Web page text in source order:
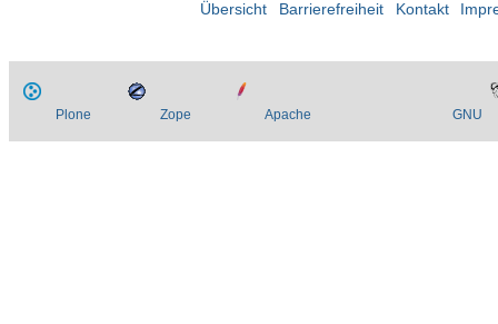
Übersicht Barrierefreiheit Kontakt
Plone Zope Apache GNU